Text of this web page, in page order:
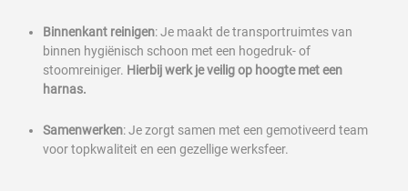
Binnenkant reinigen: Je maakt de transportruimtes van
binnen hygiënisch schoon met een hogedruk- of
stoomreiniger. Hierbij werk je veilig op hoogte met een
harnas.
Samenwerken: Je zorgt samen met een gemotiveerd team
voor topkwaliteit en een gezellige werksfeer.